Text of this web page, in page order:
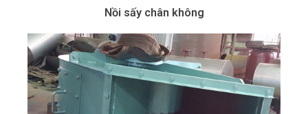
Nồi sấy chân không